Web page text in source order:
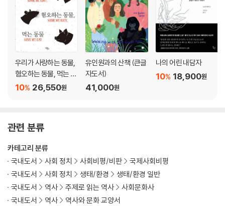
우리가 사랑하는 동물,
혐오하는 동물, 먹는 동
물
26,550원
10%
유인원과의 산책 (큰글
자도서)
41,000원
나의 어린 내담자
18,900원
10%
관련 분류
카테고리 분류
국내도서
사회 정치 사회비평/비판
국제사회비평
국내도서
사회 정치 생태/환경
생태/환경 일반
국내도서
역사 주제로 읽는 역사
사회문화사
국내도서
역사 역사와 문화 교양서